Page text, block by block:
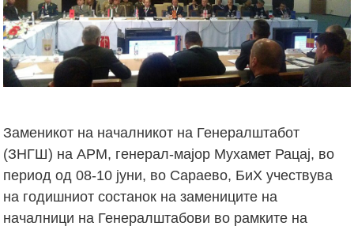
Заменикот на началникот на Генералштабот
(ЗНГШ) на АРМ, генерал-мајор Мухамет Рацај, во
период од 08-10 јуни, во Сараево, БиХ учествува
на годишниот состанок на замениците на
началници на Генералштабови во рамките на